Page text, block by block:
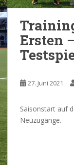
Ersten
27. Juni 2021
Saisonstart auf
Neuzugänge.